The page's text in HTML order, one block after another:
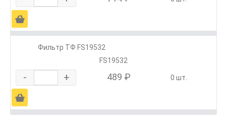
Ä
Фильтр ТФ FS19532
FS19532
- + 489 ₽ 0 шт.
Ä